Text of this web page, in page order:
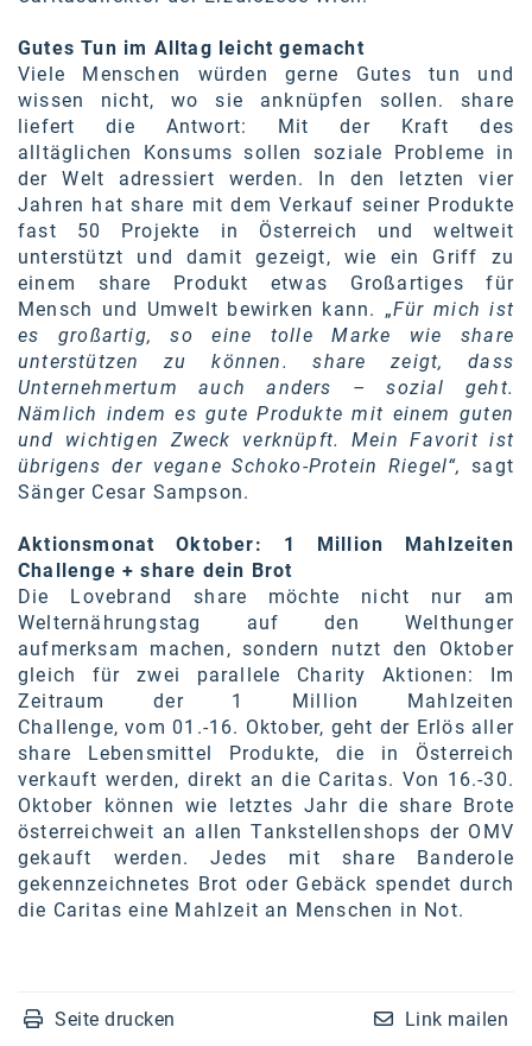
Gutes Tun im Alltag leicht gemacht
Viele Menschen würden gerne Gutes tun und
wissen nicht, wo sie anknüpfen sollen. share
liefert die Antwort: Mit der Kraft des
alltäglichen Konsums sollen soziale Probleme in
der Welt adressiert werden. In den letzten vier
Jahren hat share mit dem Verkauf seiner Produkte
fast 50 Projekte in Österreich und weltweit
unterstützt und damit gezeigt, wie ein Griff zu
einem share Produkt etwas Großartiges für
Mensch und Umwelt bewirken kann. „Für mich ist
es großartig, so eine tolle Marke wie share
unterstützen zu können. share zeigt, dass
Unternehmertum auch anders – sozial geht.
Nämlich indem es gute Produkte mit einem guten
und wichtigen Zweck verknüpft. Mein Favorit ist
übrigens der vegane Schoko-Protein Riegel“,sagt
Sänger Cesar Sampson.
Aktionsmonat Oktober: 1 Million Mahlzeiten
Challenge + share dein Brot
Die Lovebrand share möchte nicht nur am
Welternährungstag auf den Welthunger
aufmerksam machen, sondern nutzt den Oktober
gleich für zwei parallele Charity Aktionen: Im
Zeitraum der 1 Million Mahlzeiten
Challenge, vom 01.-16. Oktober, geht der Erlös aller
share Lebensmittel Produkte, die in Österreich
verkauft werden, direkt an die Caritas. Von 16.-30.
Oktober können wie letztes Jahr die share Brote
österreichweit an allen Tankstellenshops der OMV
gekauft werden. Jedes mit share Banderole
gekennzeichnetes Brot oder Gebäck spendet durch
die Caritas eine Mahlzeit an Menschen in Not.
Seite drucken Link mailen